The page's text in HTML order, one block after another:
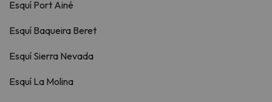
Esquí Port Ainé
Esquí Baqueira Beret
Esquí Sierra Nevada
Esquí La Molina